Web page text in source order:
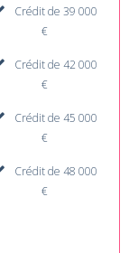
Crédit de 39 000
€
Crédit de 42 000
€
Crédit de 45 000
€
Crédit de 48 000
€